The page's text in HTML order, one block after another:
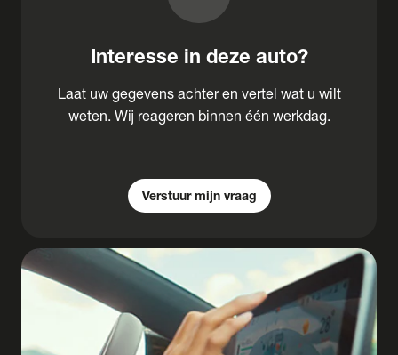
Interesse in deze auto?
Laat uw gegevens achter en vertel wat u wilt
weten. Wij reageren binnen één werkdag.
Verstuur mijn vraag